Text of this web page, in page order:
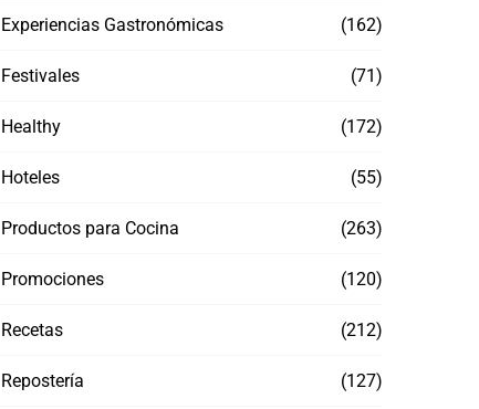
Experiencias Gastronómicas (162)
Festivales (71)
Healthy (172)
Hoteles (55)
Productos para Cocina (263)
Promociones (120)
Recetas (212)
Repostería (127)